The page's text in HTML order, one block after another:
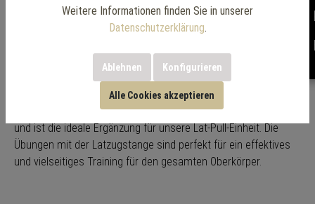
Bizeps/Trizeps
Stange - Nussbaum
Die STIL-FIT Latzugstange besteht aus massivem Walnussholz
und ist die ideale Ergänzung für unsere Lat-Pull-Einheit. Die
Übungen mit der Latzugstange sind perfekt für ein effektives
und vielseitiges Training für den gesamten Oberkörper.
Weitere Informationen finden Sie in unserer
Datenschutzerklärung.
Ablehnen Konfigurieren
Alle Cookies akzeptieren